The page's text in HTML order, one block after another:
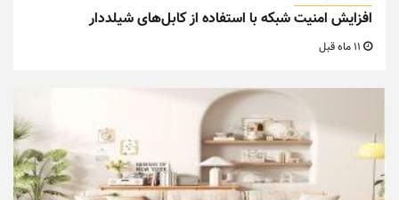
افزایش امنیت شبکه با استفاده از کابل‌های شیلددار